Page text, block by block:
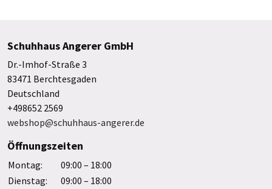
Schuhhaus Angerer GmbH
Dr.-Imhof-Straße 3
83471 Berchtesgaden
Deutschland
+498652 2569
webshop@schuhhaus-angerer.de
Öffnungszeiten
Montag:
09:00 – 18:00
Dienstag:
09:00 – 18:00